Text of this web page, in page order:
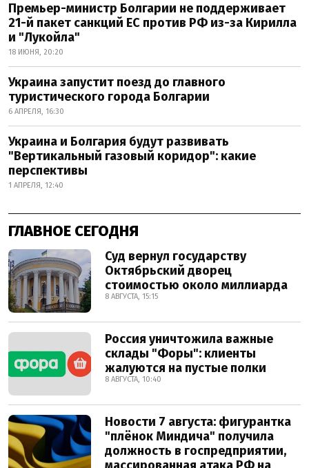
Премьер-министр Болгарии не поддерживает
21-й пакет санкций ЕС против РФ из-за Кирилла
и "Лукойла"
18 ИЮНЯ, 20:20
Украина запустит поезд до главного
туристического города Болгарии
6 АПРЕЛЯ, 16:30
Украина и Болгария будут развивать
"Вертикальный газовый коридор": какие
перспективы
1 АПРЕЛЯ, 12:40
ГЛАВНОЕ СЕГОДНЯ
Суд вернул государству
Октябрьский дворец
стоимостью около миллиарда
8 АВГУСТА, 15:15
Россия уничтожила важные
склады "Форы": клиенты
жалуются на пустые полки
8 АВГУСТА, 10:40
Новости 7 августа: фигурантка
"плёнок Миндича" получила
должность в госпредприятии,